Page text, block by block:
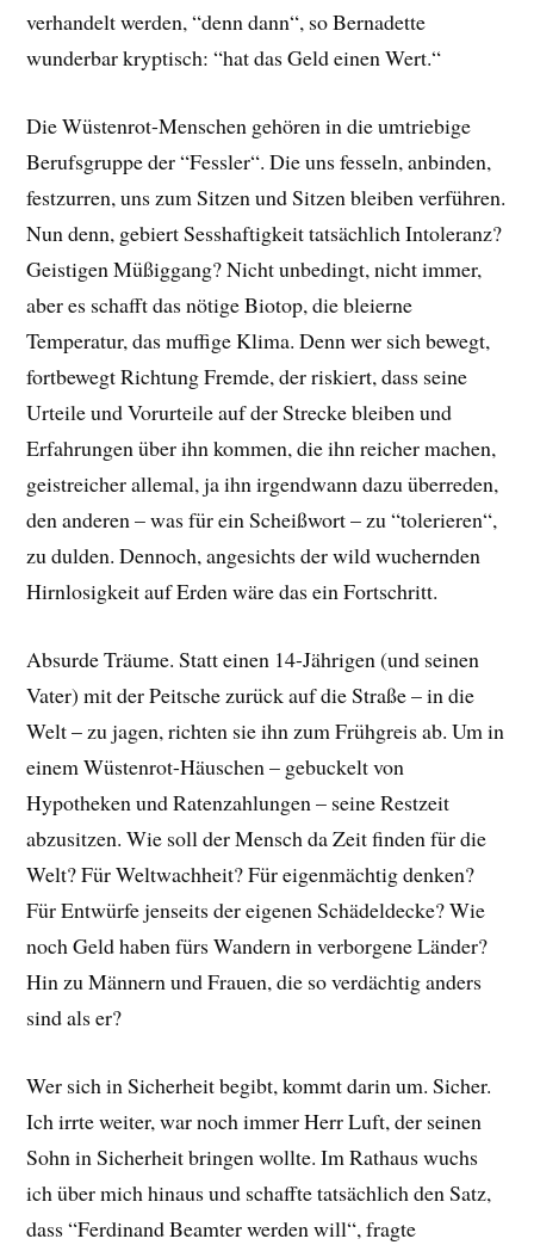
verhandelt werden, “denn dann“, so Bernadette
wunderbar kryptisch: “hat das Geld einen Wert.“
Die Wüstenrot-Menschen gehören in die umtriebige
Berufsgruppe der “Fessler“. Die uns fesseln, anbinden,
festzurren, uns zum Sitzen und Sitzen bleiben verführen.
Nun denn, gebiert Sesshaftigkeit tatsächlich Intoleranz?
Geistigen Müßiggang? Nicht unbedingt, nicht immer,
aber es schafft das nötige Biotop, die bleierne
Temperatur, das muffige Klima. Denn wer sich bewegt,
fortbewegt Richtung Fremde, der riskiert, dass seine
Urteile und Vorurteile auf der Strecke bleiben und
Erfahrungen über ihn kommen, die ihn reicher machen,
geistreicher allemal, ja ihn irgendwann dazu überreden,
den anderen – was für ein Scheißwort – zu “tolerieren“,
zu dulden. Dennoch, angesichts der wild wuchernden
Hirnlosigkeit auf Erden wäre das ein Fortschritt.
Absurde Träume. Statt einen 14-Jährigen (und seinen
Vater) mit der Peitsche zurück auf die Straße – in die
Welt – zu jagen, richten sie ihn zum Frühgreis ab. Um in
einem Wüstenrot-Häuschen – gebuckelt von
Hypotheken und Ratenzahlungen – seine Restzeit
abzusitzen. Wie soll der Mensch da Zeit finden für die
Welt? Für Weltwachheit? Für eigenmächtig denken?
Für Entwürfe jenseits der eigenen Schädeldecke? Wie
noch Geld haben fürs Wandern in verborgene Länder?
Hin zu Männern und Frauen, die so verdächtig anders
sind als er?
Wer sich in Sicherheit begibt, kommt darin um. Sicher.
Ich irrte weiter, war noch immer Herr Luft, der seinen
Sohn in Sicherheit bringen wollte. Im Rathaus wuchs
ich über mich hinaus und schaffte tatsächlich den Satz,
dass “Ferdinand Beamter werden will“, fragte